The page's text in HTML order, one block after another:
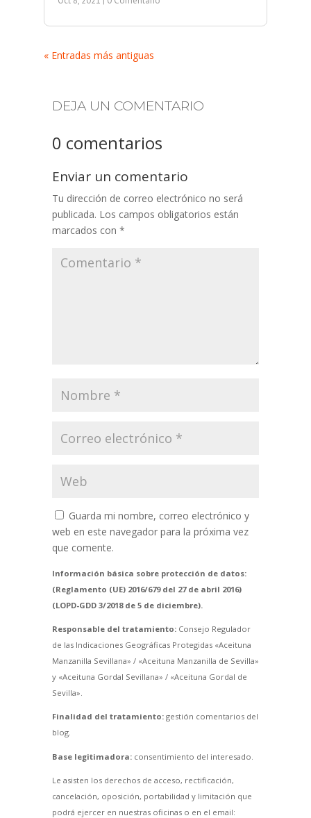
« Entradas más antiguas
DEJA UN COMENTARIO
0 comentarios
Enviar un comentario
Tu dirección de correo electrónico no será
publicada. Los campos obligatorios están
marcados con *
Guarda mi nombre, correo electrónico y
web en este navegador para la próxima vez
que comente.
Información básica sobre protección de datos:
(Reglamento (UE) 2016/679 del 27 de abril 2016)
(LOPD-GDD 3/2018 de 5 de diciembre).
Responsable del tratamiento:Consejo Regulador
de las Indicaciones Geográficas Protegidas «Aceituna
Manzanilla Sevillana» / «Aceituna Manzanilla de Sevilla»
y «Aceituna Gordal Sevillana» / «Aceituna Gordal de
Sevilla».
Finalidad del tratamiento:gestión comentarios del
blog.
Base legitimadora:consentimiento del interesado.
Le asisten los derechos de acceso, rectificación,
cancelación, oposición, portabilidad y limitación que
podrá ejercer en nuestras oficinas o en el email: